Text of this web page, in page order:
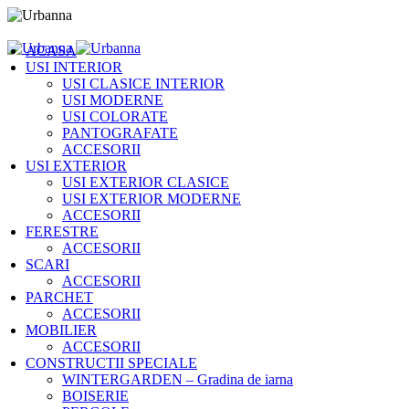
ACASA
USI INTERIOR
USI CLASICE INTERIOR
USI MODERNE
USI COLORATE
PANTOGRAFATE
ACCESORII
USI EXTERIOR
USI EXTERIOR CLASICE
USI EXTERIOR MODERNE
ACCESORII
FERESTRE
ACCESORII
SCARI
ACCESORII
PARCHET
ACCESORII
MOBILIER
ACCESORII
CONSTRUCTII SPECIALE
WINTERGARDEN – Gradina de iarna
BOISERIE